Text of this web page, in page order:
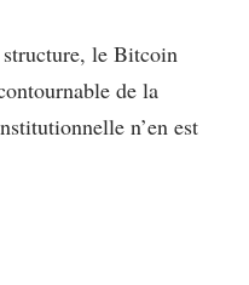
structure, le Bitcoin
de la
n’en est